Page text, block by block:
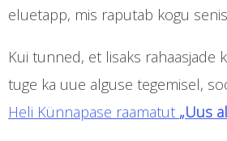
eluetapp, mis raputab kogu
Kui tunned, et lisaks rahaasjade
tuge ka uue alguse tegemisel,
Heli Künnapase raamatut „Uus